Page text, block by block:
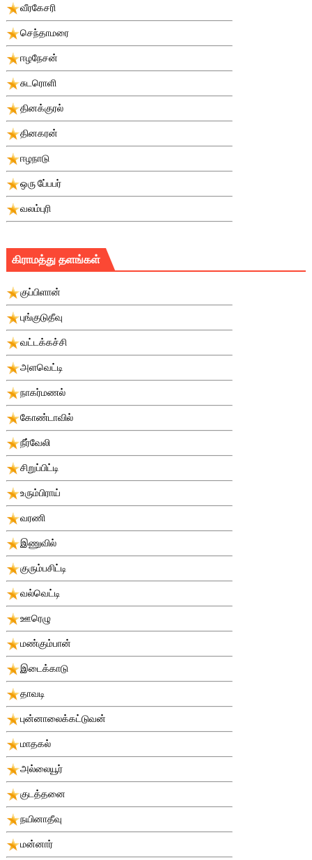
வீரகேசரி
செந்தாமரை
ஈழநேசன்
சுடரொளி
தினக்குரல்
தினகரன்
ஈழநாடு
ஒரு பே்பபர்
வலம்புரி
கிராமத்து தளங்கள்
குப்பிளான்
புங்குடுதீவு
வட்டக்கச்சி
அளவெட்டி
நாகர்மணல்
கோண்டாவில்
நீர்வேலி
சிறுப்பிட்டி
உரும்பிராய்
வரணி
இணுவில்
குரும்பசிட்டி
வல்வெட்டி
ஊரெழு
மண்கும்பான்
இடைக்காடு
தாவடி
புன்னாலைக்கட்டுவன்
மாதகல்
அல்லையூர்
குடத்தனை
நயினாதீவு
மன்னார்